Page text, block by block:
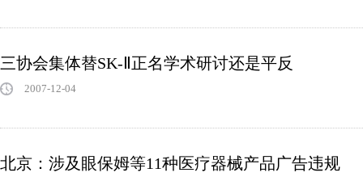
三协会集体替SK-Ⅱ正名学术研讨还是平反
2007-12-04
北京：涉及眼保姆等11种医疗器械产品广告违规